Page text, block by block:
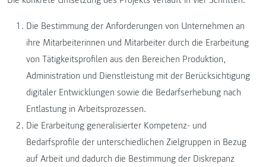
Die Bestimmung der Anforderungen von Unternehmen an
ihre Mitarbeiterinnen und Mitarbeiter durch die Erarbeitung
von Tätigkeitsprofilen aus den Bereichen Produktion,
Administration und Dienstleistung mit der Berücksichtigung
digitaler Entwicklungen sowie die Bedarfserhebung nach
Entlastung in Arbeitsprozessen.
Die Erarbeitung generalisierter Kompetenz- und
Bedarfsprofile der unterschiedlichen Zielgruppen in Bezug
auf Arbeit und dadurch die Bestimmung der Diskrepanz